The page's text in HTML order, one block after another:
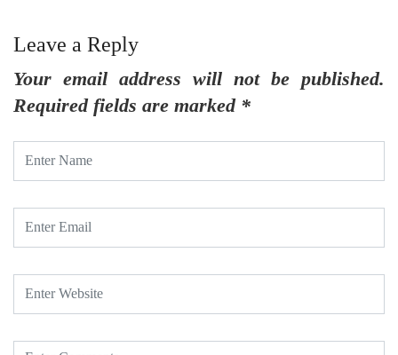
Leave a Reply
Your email address will not be published.
Required fields are marked *